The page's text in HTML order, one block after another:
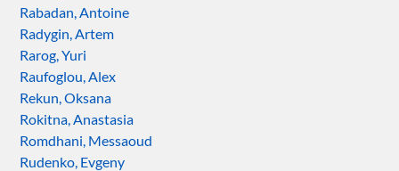
Rabadan, Antoine
Radygin, Artem
Rarog, Yuri
Raufoglou, Alex
Rekun, Oksana
Rokitna, Anastasia
Romdhani, Messaoud
Rudenko, Evgeny